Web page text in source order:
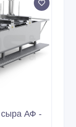
сыра АФ -